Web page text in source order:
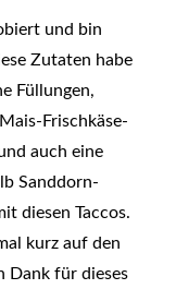
und bin
Zutaten habe
Füllungen,
Frischkäse-
auch eine
Sanddorn-
diesen Taccos.
kurz auf den
Dank für dieses